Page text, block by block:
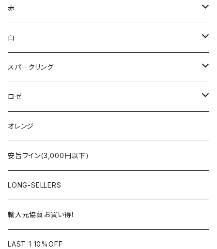
赤
ブルゴーニュ
ボルドー
シャンパーニュ
コート・デュ・ローヌ
ラングドック・ルーション
アルザス
ロワール
フランス
白
アルザス
ブルゴーニュ
ボルドー
ロワール
ローヌ
ラングドック
フランス
スパークリング
シャンパーニュ
アルザス
フランス
日本
イタリア
南アフリカ
ロゼ
シャンパーニュ
アルザス
ドイツ
オーストラリア
カリフォルニア
オレンジ
安旨ワイン(3,000円以下)
LONG-SELLERS
輸入元協賛お買い得！
LAST 1 10%OFF